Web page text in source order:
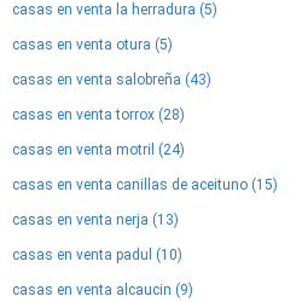
casas en venta la herradura (5)
casas en venta otura (5)
casas en venta salobreña (43)
casas en venta torrox (28)
casas en venta motril (24)
casas en venta canillas de aceituno (15)
casas en venta nerja (13)
casas en venta padul (10)
casas en venta alcaucin (9)